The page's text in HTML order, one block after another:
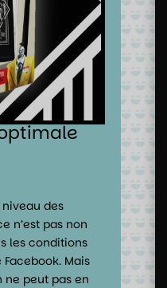
des
n’est pas non
les conditions
Mais
ne peut pas en